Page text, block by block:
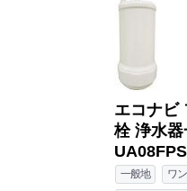
エコナビ
栓 浄水
一般地
ワ